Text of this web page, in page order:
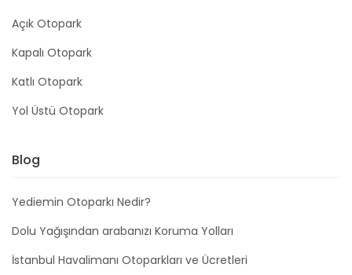
Açık Otopark
Kapalı Otopark
Katlı Otopark
Yol Üstü Otopark
Blog
Yediemin Otoparkı Nedir?
Dolu Yağışından arabanızı Koruma Yolları
İstanbul Havalimanı Otoparkları ve Ücretleri